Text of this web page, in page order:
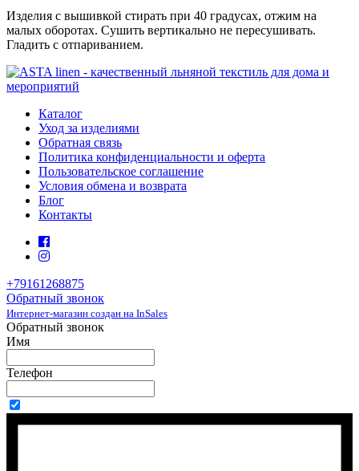
Изделия с вышивкой стирать при 40 градусах, отжим на
малых оборотах. Сушить вертикально не пересушивать.
Гладить с отпариванием.
Каталог
Уход за изделиями
Обратная связь
Политика конфиденциальности и оферта
Пользовательское соглашение
Условия обмена и возврата
Блог
Контакты
+79161268875
Обратный звонок
Интернет-магазин создан на InSales
Обратный звонок
Имя
Телефон